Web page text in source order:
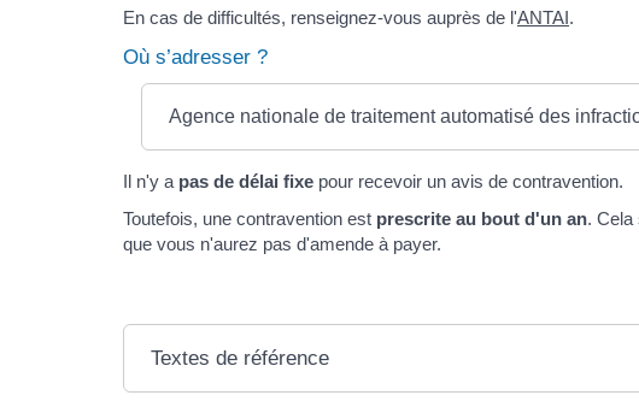
En cas de difficultés, renseignez-vous auprès de l'ANTAI.
Où s’adresser ?
Agence nationale de traitement automatisé des
Il n'y a pas de délai fixe pour recevoir un avis de contravention.
Toutefois, une contravention est prescrite au bout d'un an. Cela
que vous n'aurez pas d'amende à payer.
Textes de référence